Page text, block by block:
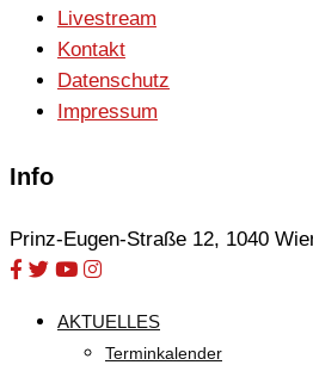
Livestream
Kontakt
Datenschutz
Impressum
Info
Prinz-Eugen-Straße 12, 1040
AKTUELLES
Terminkalender